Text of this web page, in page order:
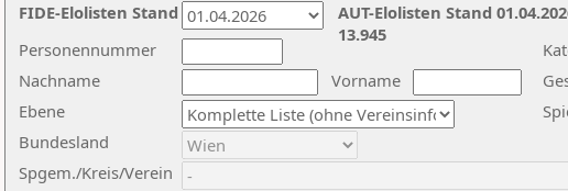
Nachname
Vorname
Ebene
Personennummer
Bundesland
Spgem./Kreis/Verein
AUT-Elolisten Stand
13.945
FIDE-Elolisten Stand